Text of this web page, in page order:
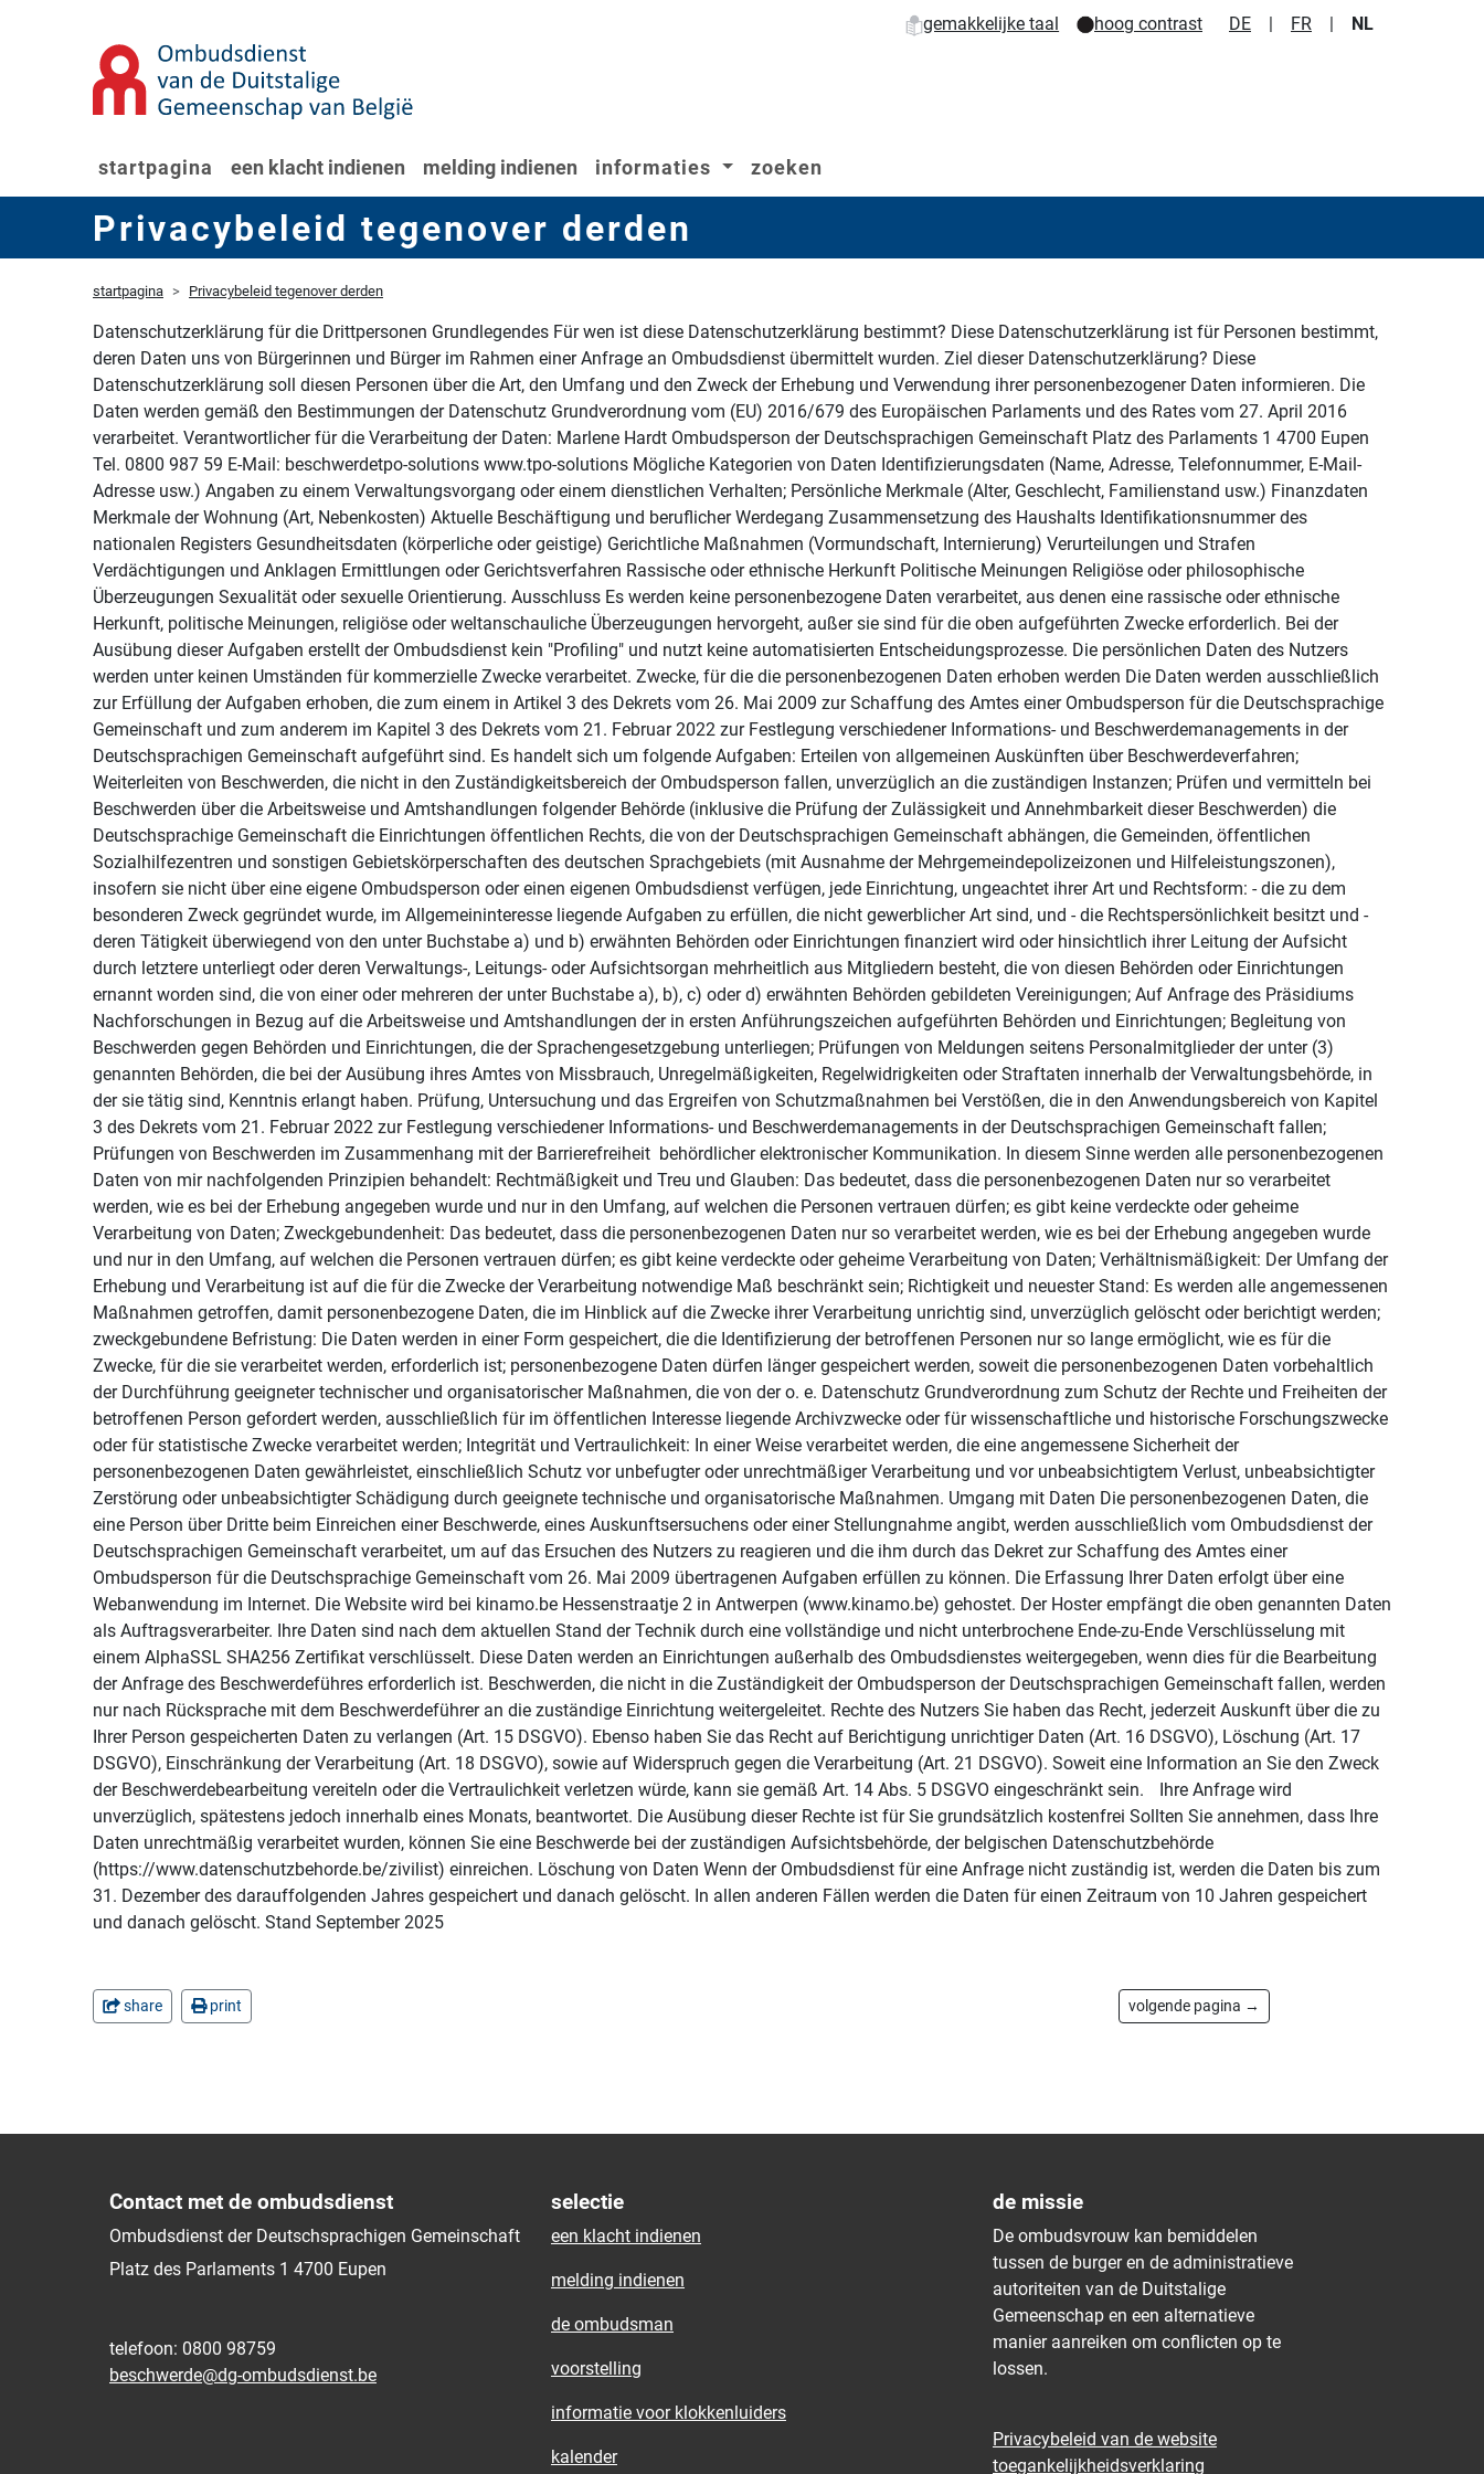
gemakkelijke taal hoog contrast DE | FR | NL
startpagina een klacht indienen melding indienen informaties zoeken
Privacybeleid tegenover derden
startpagina Privacybeleid tegenover derden
Datenschutzerklärung für die Drittpersonen Grundlegendes Für wen ist diese Datenschutzerklärung bestimmt? Diese Datenschutzerklärung ist für Personen bestimmt,
deren Daten uns von Bürgerinnen und Bürger im Rahmen einer Anfrage an Ombudsdienst übermittelt wurden. Ziel dieser Datenschutzerklärung? Diese
Datenschutzerklärung soll diesen Personen über die Art, den Umfang und den Zweck der Erhebung und Verwendung ihrer personenbezogener Daten informieren. Die
Daten werden gemäß den Bestimmungen der Datenschutz Grundverordnung vom (EU) 2016/679 des Europäischen Parlaments und des Rates vom 27. April 2016
verarbeitet. Verantwortlicher für die Verarbeitung der Daten: Marlene Hardt Ombudsperson der Deutschsprachigen Gemeinschaft Platz des Parlaments 1 4700 Eupen
Tel. 0800 987 59 E-Mail: beschwerdetpo-solutions www.tpo-solutions Mögliche Kategorien von Daten Identifizierungsdaten (Name, Adresse, Telefonnummer, E-Mail-
Adresse usw.) Angaben zu einem Verwaltungsvorgang oder einem dienstlichen Verhalten; Persönliche Merkmale (Alter, Geschlecht, Familienstand usw.) Finanzdaten
Merkmale der Wohnung (Art, Nebenkosten) Aktuelle Beschäftigung und beruflicher Werdegang Zusammensetzung des Haushalts Identifikationsnummer des
nationalen Registers Gesundheitsdaten (körperliche oder geistige) Gerichtliche Maßnahmen (Vormundschaft, Internierung) Verurteilungen und Strafen
Verdächtigungen und Anklagen Ermittlungen oder Gerichtsverfahren Rassische oder ethnische Herkunft Politische Meinungen Religiöse oder philosophische
Überzeugungen Sexualität oder sexuelle Orientierung. Ausschluss Es werden keine personenbezogene Daten verarbeitet, aus denen eine rassische oder ethnische
Herkunft, politische Meinungen, religiöse oder weltanschauliche Überzeugungen hervorgeht, außer sie sind für die oben aufgeführten Zwecke erforderlich. Bei der
Ausübung dieser Aufgaben erstellt der Ombudsdienst kein "Profiling" und nutzt keine automatisierten Entscheidungsprozesse. Die persönlichen Daten des Nutzers
werden unter keinen Umständen für kommerzielle Zwecke verarbeitet. Zwecke, für die die personenbezogenen Daten erhoben werden Die Daten werden ausschließlich
zur Erfüllung der Aufgaben erhoben, die zum einem in Artikel 3 des Dekrets vom 26. Mai 2009 zur Schaffung des Amtes einer Ombudsperson für die Deutschsprachige
Gemeinschaft und zum anderem im Kapitel 3 des Dekrets vom 21. Februar 2022 zur Festlegung verschiedener Informations- und Beschwerdemanagements in der
Deutschsprachigen Gemeinschaft aufgeführt sind. Es handelt sich um folgende Aufgaben: Erteilen von allgemeinen Auskünften über Beschwerdeverfahren;
Weiterleiten von Beschwerden, die nicht in den Zuständigkeitsbereich der Ombudsperson fallen, unverzüglich an die zuständigen Instanzen; Prüfen und vermitteln bei
Beschwerden über die Arbeitsweise und Amtshandlungen folgender Behörde (inklusive die Prüfung der Zulässigkeit und Annehmbarkeit dieser Beschwerden) die
Deutschsprachige Gemeinschaft die Einrichtungen öffentlichen Rechts, die von der Deutschsprachigen Gemeinschaft abhängen, die Gemeinden, öffentlichen
Sozialhilfezentren und sonstigen Gebietskörperschaften des deutschen Sprachgebiets (mit Ausnahme der Mehrgemeindepolizeizonen und Hilfeleistungszonen),
insofern sie nicht über eine eigene Ombudsperson oder einen eigenen Ombudsdienst verfügen, jede Einrichtung, ungeachtet ihrer Art und Rechtsform: - die zu dem
besonderen Zweck gegründet wurde, im Allgemeininteresse liegende Aufgaben zu erfüllen, die nicht gewerblicher Art sind, und - die Rechtspersönlichkeit besitzt und -
deren Tätigkeit überwiegend von den unter Buchstabe a) und b) erwähnten Behörden oder Einrichtungen finanziert wird oder hinsichtlich ihrer Leitung der Aufsicht
durch letztere unterliegt oder deren Verwaltungs-, Leitungs- oder Aufsichtsorgan mehrheitlich aus Mitgliedern besteht, die von diesen Behörden oder Einrichtungen
ernannt worden sind, die von einer oder mehreren der unter Buchstabe a), b), c) oder d) erwähnten Behörden gebildeten Vereinigungen; Auf Anfrage des Präsidiums
Nachforschungen in Bezug auf die Arbeitsweise und Amtshandlungen der in ersten Anführungszeichen aufgeführten Behörden und Einrichtungen; Begleitung von
Beschwerden gegen Behörden und Einrichtungen, die der Sprachengesetzgebung unterliegen; Prüfungen von Meldungen seitens Personalmitglieder der unter (3)
genannten Behörden, die bei der Ausübung ihres Amtes von Missbrauch, Unregelmäßigkeiten, Regelwidrigkeiten oder Straftaten innerhalb der Verwaltungsbehörde, in
der sie tätig sind, Kenntnis erlangt haben. Prüfung, Untersuchung und das Ergreifen von Schutzmaßnahmen bei Verstößen, die in den Anwendungsbereich von Kapitel
3 des Dekrets vom 21. Februar 2022 zur Festlegung verschiedener Informations- und Beschwerdemanagements in der Deutschsprachigen Gemeinschaft fallen;
Prüfungen von Beschwerden im Zusammenhang mit der Barrierefreiheit behördlicher elektronischer Kommunikation. In diesem Sinne werden alle personenbezogenen
Daten von mir nachfolgenden Prinzipien behandelt: Rechtmäßigkeit und Treu und Glauben: Das bedeutet, dass die personenbezogenen Daten nur so verarbeitet
werden, wie es bei der Erhebung angegeben wurde und nur in den Umfang, auf welchen die Personen vertrauen dürfen; es gibt keine verdeckte oder geheime
Verarbeitung von Daten; Zweckgebundenheit: Das bedeutet, dass die personenbezogenen Daten nur so verarbeitet werden, wie es bei der Erhebung angegeben wurde
und nur in den Umfang, auf welchen die Personen vertrauen dürfen; es gibt keine verdeckte oder geheime Verarbeitung von Daten; Verhältnismäßigkeit: Der Umfang der
Erhebung und Verarbeitung ist auf die für die Zwecke der Verarbeitung notwendige Maß beschränkt sein; Richtigkeit und neuester Stand: Es werden alle angemessenen
Maßnahmen getroffen, damit personenbezogene Daten, die im Hinblick auf die Zwecke ihrer Verarbeitung unrichtig sind, unverzüglich gelöscht oder berichtigt werden;
zweckgebundene Befristung: Die Daten werden in einer Form gespeichert, die die Identifizierung der betroffenen Personen nur so lange ermöglicht, wie es für die
Zwecke, für die sie verarbeitet werden, erforderlich ist; personenbezogene Daten dürfen länger gespeichert werden, soweit die personenbezogenen Daten vorbehaltlich
der Durchführung geeigneter technischer und organisatorischer Maßnahmen, die von der o. e. Datenschutz Grundverordnung zum Schutz der Rechte und Freiheiten der
betroffenen Person gefordert werden, ausschließlich für im öffentlichen Interesse liegende Archivzwecke oder für wissenschaftliche und historische Forschungszwecke
oder für statistische Zwecke verarbeitet werden; Integrität und Vertraulichkeit: In einer Weise verarbeitet werden, die eine angemessene Sicherheit der
personenbezogenen Daten gewährleistet, einschließlich Schutz vor unbefugter oder unrechtmäßiger Verarbeitung und vor unbeabsichtigtem Verlust, unbeabsichtigter
Zerstörung oder unbeabsichtigter Schädigung durch geeignete technische und organisatorische Maßnahmen. Umgang mit Daten Die personenbezogenen Daten, die
eine Person über Dritte beim Einreichen einer Beschwerde, eines Auskunftsersuchens oder einer Stellungnahme angibt, werden ausschließlich vom Ombudsdienst der
Deutschsprachigen Gemeinschaft verarbeitet, um auf das Ersuchen des Nutzers zu reagieren und die ihm durch das Dekret zur Schaffung des Amtes einer
Ombudsperson für die Deutschsprachige Gemeinschaft vom 26. Mai 2009 übertragenen Aufgaben erfüllen zu können. Die Erfassung Ihrer Daten erfolgt über eine
Webanwendung im Internet. Die Website wird bei kinamo.be Hessenstraatje 2 in Antwerpen (www.kinamo.be) gehostet. Der Hoster empfängt die oben genannten Daten
als Auftragsverarbeiter. Ihre Daten sind nach dem aktuellen Stand der Technik durch eine vollständige und nicht unterbrochene Ende-zu-Ende Verschlüsselung mit
einem AlphaSSL SHA256 Zertifikat verschlüsselt. Diese Daten werden an Einrichtungen außerhalb des Ombudsdienstes weitergegeben, wenn dies für die Bearbeitung
der Anfrage des Beschwerdeführes erforderlich ist. Beschwerden, die nicht in die Zuständigkeit der Ombudsperson der Deutschsprachigen Gemeinschaft fallen, werden
nur nach Rücksprache mit dem Beschwerdeführer an die zuständige Einrichtung weitergeleitet. Rechte des Nutzers Sie haben das Recht, jederzeit Auskunft über die zu
Ihrer Person gespeicherten Daten zu verlangen (Art. 15 DSGVO). Ebenso haben Sie das Recht auf Berichtigung unrichtiger Daten (Art. 16 DSGVO), Löschung (Art. 17
DSGVO), Einschränkung der Verarbeitung (Art. 18 DSGVO), sowie auf Widerspruch gegen die Verarbeitung (Art. 21 DSGVO). Soweit eine Information an Sie den Zweck
der Beschwerdebearbeitung vereiteln oder die Vertraulichkeit verletzen würde, kann sie gemäß Art. 14 Abs. 5 DSGVO eingeschränkt sein. Ihre Anfrage wird
unverzüglich, spätestens jedoch innerhalb eines Monats, beantwortet. Die Ausübung dieser Rechte ist für Sie grundsätzlich kostenfrei Sollten Sie annehmen, dass Ihre
Daten unrechtmäßig verarbeitet wurden, können Sie eine Beschwerde bei der zuständigen Aufsichtsbehörde, der belgischen Datenschutzbehörde
(https://www.datenschutzbehorde.be/zivilist) einreichen. Löschung von Daten Wenn der Ombudsdienst für eine Anfrage nicht zuständig ist, werden die Daten bis zum
31. Dezember des darauffolgenden Jahres gespeichert und danach gelöscht. In allen anderen Fällen werden die Daten für einen Zeitraum von 10 Jahren gespeichert
und danach gelöscht. Stand September 2025
share print volgende pagina →
Contact met de ombudsdienst
Ombudsdienst der Deutschsprachigen Gemeinschaft
Platz des Parlaments 1 4700 Eupen
telefoon: 0800 98759
beschwerde@dg-ombudsdienst.be
selectie
een klacht indienen
melding indienen
de ombudsman
voorstelling
informatie voor klokkenluiders
kalender
de missie
De ombudsvrouw kan bemiddelen
tussen de burger en de administratieve
autoriteiten van de Duitstalige
Gemeenschap en een alternatieve
manier aanreiken om conflicten op te
lossen.
Privacybeleid van de website
toegankelijkheidsverklaring